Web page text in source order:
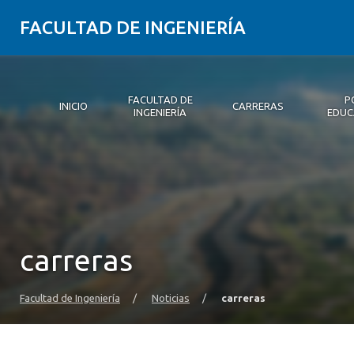
FACULTAD DE INGENIERÍA
INICIO
FACULTAD DE
INGENIERÍA
CARRERAS
carreras
Facultad de Ingeniería / Noticias / carreras